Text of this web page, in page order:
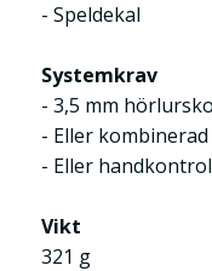
- Speldekal
Systemkrav
- 3,5 mm
- Eller
- Eller
Vikt
321 g